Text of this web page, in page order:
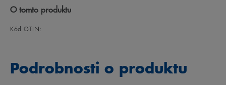
O tomto produktu
Kód GTIN:
Podrobnosti o produktu